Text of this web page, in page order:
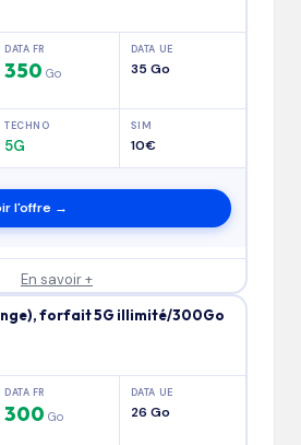
DATA FR
350 Go
DATA UE
35 Go
TECHNO
5G
SIM
10€
l'offre →
En savoir +
forfait 5G illimité/300Go
DATA FR
300 Go
DATA UE
26 Go